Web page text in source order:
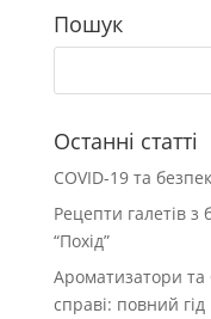
Пошук
Останні статті
COVID-19 та
Рецепти галетів з
“Похід”
Ароматизатори та
справі: повний гід